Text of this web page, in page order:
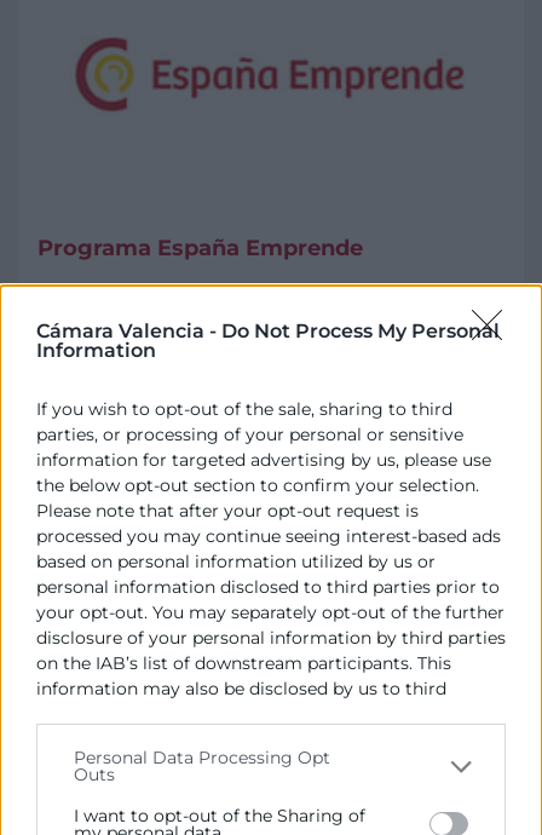
Cámara Valencia - Do Not Process My Personal
Information
If you wish to opt-out of the sale, sharing to third
parties, or processing of your personal or sensitive
information for targeted advertising by us, please use
the below opt-out section to confirm your selection.
Please note that after your opt-out request is
processed you may continue seeing interest-based ads
based on personal information utilized by us or
personal information disclosed to third parties prior to
your opt-out. You may separately opt-out of the further
disclosure of your personal information by third parties
on the IAB’s list of downstream participants. This
information may also be disclosed by us to third
Please note that this website/app uses one or more
Google services and may gather and store information
Personal Data Processing Opt
Outs
I want to opt-out of the Sharing of
Programa España Emprende
contribuir a la puesta en marcha de nuevas
actividades empresariales, incidiendo de modo
largo del tiempo
Programa Talento Joven
El objeto de esta convocatoria es establecer el